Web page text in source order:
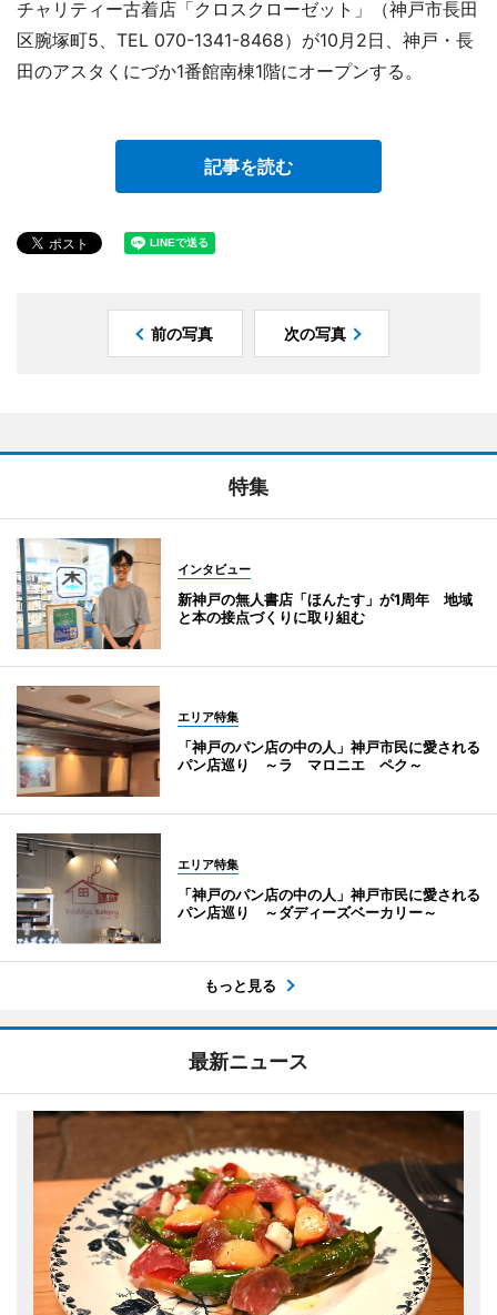
チャリティー古着店「クロスクローゼット」（神戸市長田
区腕塚町5、TEL 070-1341-8468）が10月2日、神戸・長
田のアスタくにづか1番館南棟1階にオープンする。
記事を読む
前の写真 次の写真
特集
インタビュー
新神戸の無人書店「ほんたす」が1周年 地域
と本の接点づくりに取り組む
エリア特集
「神戸のパン店の中の人」神戸市民に愛される
パン店巡り ～ラ マロニエ ペク～
エリア特集
「神戸のパン店の中の人」神戸市民に愛される
パン店巡り ～ダディーズベーカリー～
もっと見る
最新ニュース